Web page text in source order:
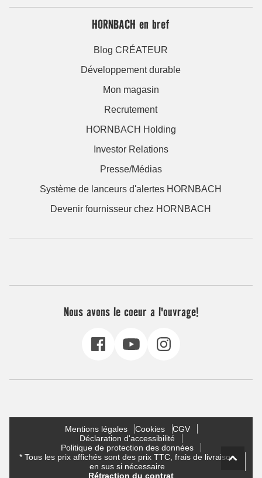
HORNBACH en bref
Blog CRÉATEUR
Développement durable
Mon magasin
Recrutement
HORNBACH Holding
Investor Relations
Presse/Médias
Système de lanceurs d'alertes HORNBACH
Devenir fournisseur chez HORNBACH
Nous avons le coeur a l'ouvrage!
Mentions légales Cookies
CGV
Déclaration d'accessibilité
Politique de protection des données
* Tous les prix affichés sont des prix TTC, frais de livraison
en sus si nécessaire
Rétraction du contrat